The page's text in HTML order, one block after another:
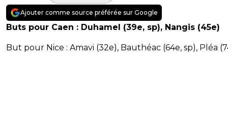
Ajouter comme source préférée sur Google
Buts pour Caen : Duhamel (39e, sp), Nangis (45e)
But pour Nice : Amavi (32e), Bauthéac (64e, sp), Pléa